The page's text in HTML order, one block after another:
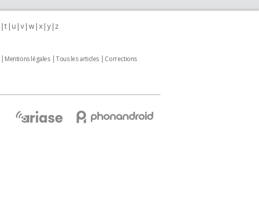
t u v w x y z
Mentions légales Tous les articles
Corrections